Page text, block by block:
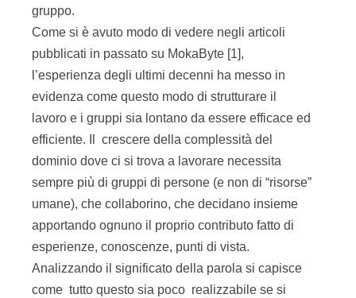
gruppo.
Come si è avuto modo di vedere negli articoli
pubblicati in passato su MokaByte [1],
l’esperienza degli ultimi decenni ha messo in
evidenza come questo modo di strutturare il
lavoro e i gruppi sia lontano da essere efficace ed
efficiente. Il crescere della complessità del
dominio dove ci si trova a lavorare necessita
sempre più di gruppi di persone (e non di “risorse”
umane), che collaborino, che decidano insieme
apportando ognuno il proprio contributo fatto di
esperienze, conoscenze, punti di vista.
Analizzando il significato della parola si capisce
come tutto questo sia poco realizzabile se si